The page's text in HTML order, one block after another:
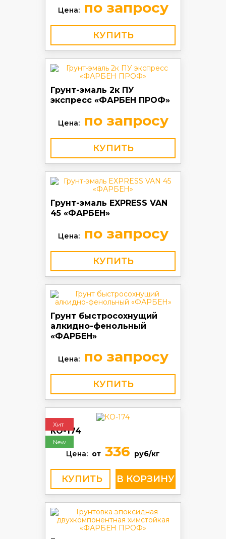
Цена:по запросу
КУПИТЬ
Грунт-эмаль 2к ПУ
экспресс «ФАРБЕН ПРОФ»
Цена:по запросу
КУПИТЬ
Грунт-эмаль EXPRESS VAN
45 «ФАРБЕН»
Цена:по запросу
КУПИТЬ
Грунт быстросохнущий
алкидно-фенольный
«ФАРБЕН»
Цена:по запросу
КУПИТЬ
Хит
New
КО-174
Цена: от 336 руб/кг
КУПИТЬ